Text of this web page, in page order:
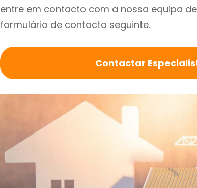
entre em contacto com a nossa equipa
formulário de contacto seguinte.
Contactar